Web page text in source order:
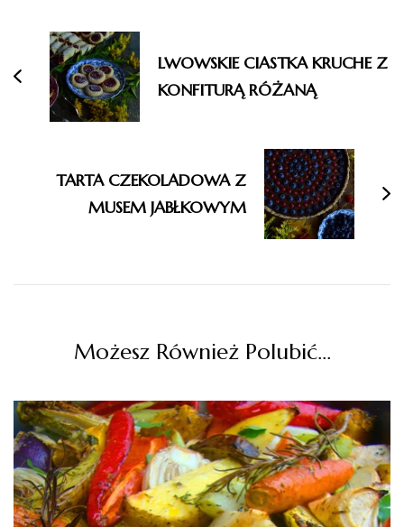
wpisu
LWOWSKIE CIASTKA KRUCHE Z
KONFITURĄ RÓŻANĄ
TARTA CZEKOLADOWA Z
MUSEM JABŁKOWYM
Możesz Również Polubić…